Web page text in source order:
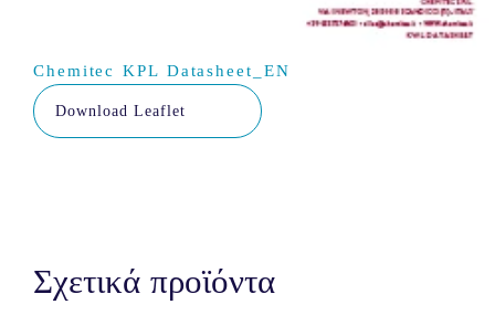
Chemitec KPL Datasheet_EN
Download Leaflet
Σχετικά προϊόντα